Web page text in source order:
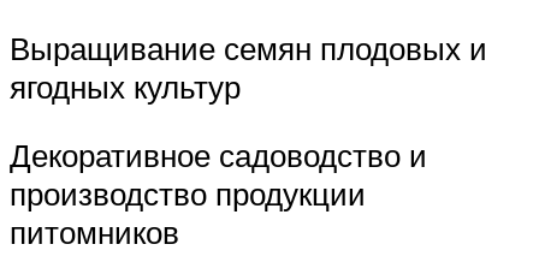
Выращивание семян плодовых и
ягодных культур
Декоративное садоводство и
производство продукции
питомников